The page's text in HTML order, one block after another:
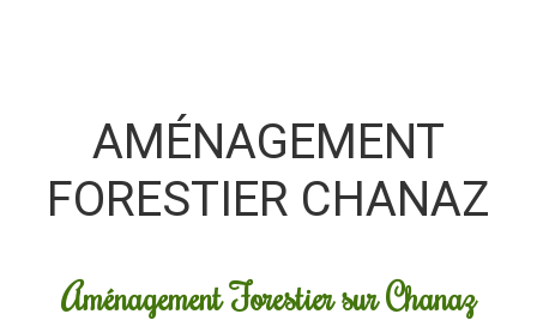
AMÉNAGEMENT
FORESTIER CHANAZ
Aménagement Forestier sur Chanaz